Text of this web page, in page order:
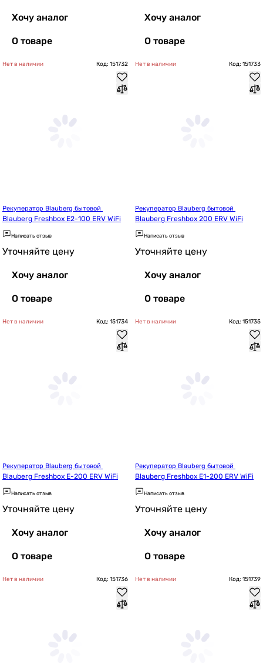
Хочу аналог
О товаре
Хочу аналог
О товаре
Нет в наличии Код: 151732
Blauberg Freshbox E2-100 ERV WiFi
Написать отзыв
Уточняйте цену
Хочу аналог
О товаре
Нет в наличии Код: 151733
Blauberg Freshbox 200 ERV WiFi
Написать отзыв
Уточняйте цену
Хочу аналог
О товаре
Нет в наличии Код: 151734
Blauberg Freshbox E-200 ERV WiFi
Написать отзыв
Уточняйте цену
Хочу аналог
О товаре
Нет в наличии Код: 151735
Blauberg Freshbox E1-200 ERV WiFi
Написать отзыв
Уточняйте цену
Хочу аналог
О товаре
Нет в наличии Код: 151736 Нет в наличии Код: 151739